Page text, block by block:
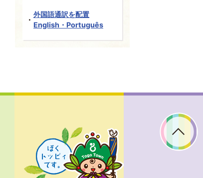
外国語通訳を配置
English・Português
ッ
ピ